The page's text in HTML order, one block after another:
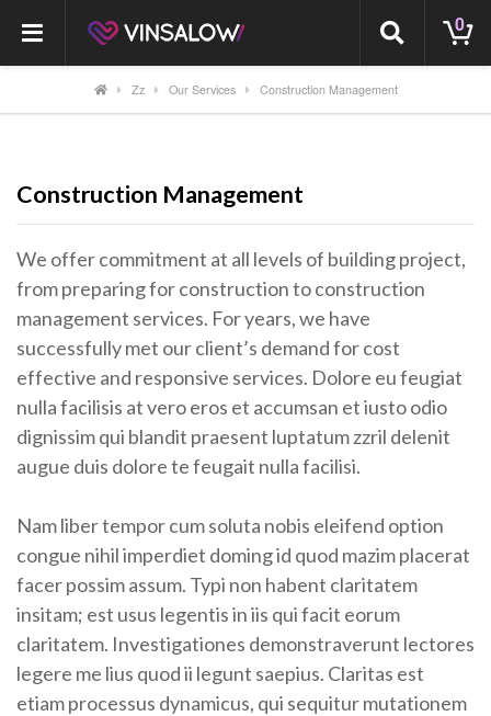
0
Zz Our Services Construction Management
Construction Management
We offer commitment at all levels of building project,
from preparing for construction to construction
management services. For years, we have
successfully met our client’s demand for cost
effective and responsive services. Dolore eu feugiat
nulla facilisis at vero eros et accumsan et iusto odio
dignissim qui blandit praesent luptatum zzril delenit
augue duis dolore te feugait nulla facilisi.
Nam liber tempor cum soluta nobis eleifend option
congue nihil imperdiet doming id quod mazim placerat
facer possim assum. Typi non habent claritatem
insitam; est usus legentis in iis qui facit eorum
claritatem. Investigationes demonstraverunt lectores
legere me lius quod ii legunt saepius. Claritas est
etiam processus dynamicus, qui sequitur mutationem